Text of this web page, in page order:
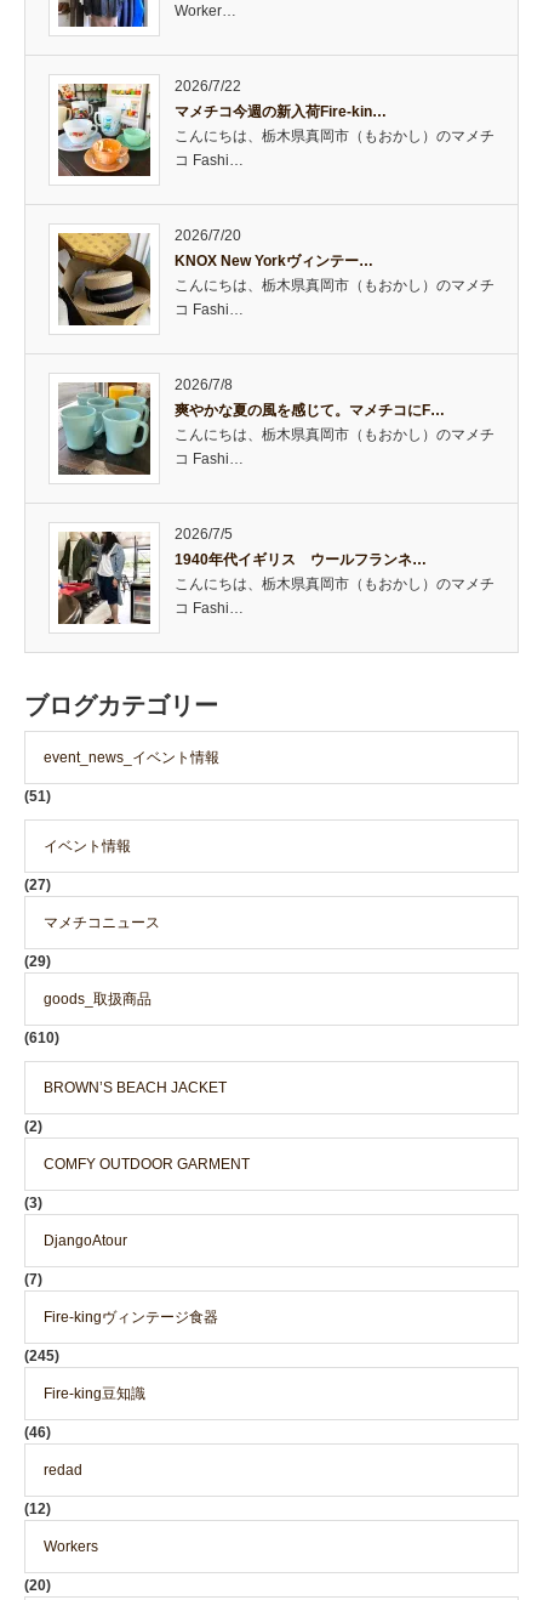
Worker…
2026/7/22
マメチコ今週の新入荷Fire-kin…
こんにちは、栃木県真岡市（もおかし）のマメチ
コ Fashi…
2026/7/20
KNOX New Yorkヴィンテー…
こんにちは、栃木県真岡市（もおかし）のマメチ
コ Fashi…
2026/7/8
爽やかな夏の風を感じて。マメチコにF…
こんにちは、栃木県真岡市（もおかし）のマメチ
コ Fashi…
2026/7/5
1940年代イギリス ウールフランネ…
こんにちは、栃木県真岡市（もおかし）のマメチ
コ Fashi…
ブログカテゴリー
event_news_イベント情報
(51)
イベント情報
(27)
マメチコニュース
(29)
goods_取扱商品
(610)
BROWN’S BEACH JACKET
(2)
COMFY OUTDOOR GARMENT
(3)
DjangoAtour
(7)
Fire-kingヴィンテージ食器
(245)
Fire-king豆知識
(46)
redad
(12)
Workers
(20)